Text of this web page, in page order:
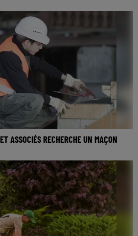
ASSOCIÉS RECHERCHE UN MAÇON